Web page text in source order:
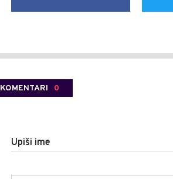
KOMENTARI 0
Upiši ime